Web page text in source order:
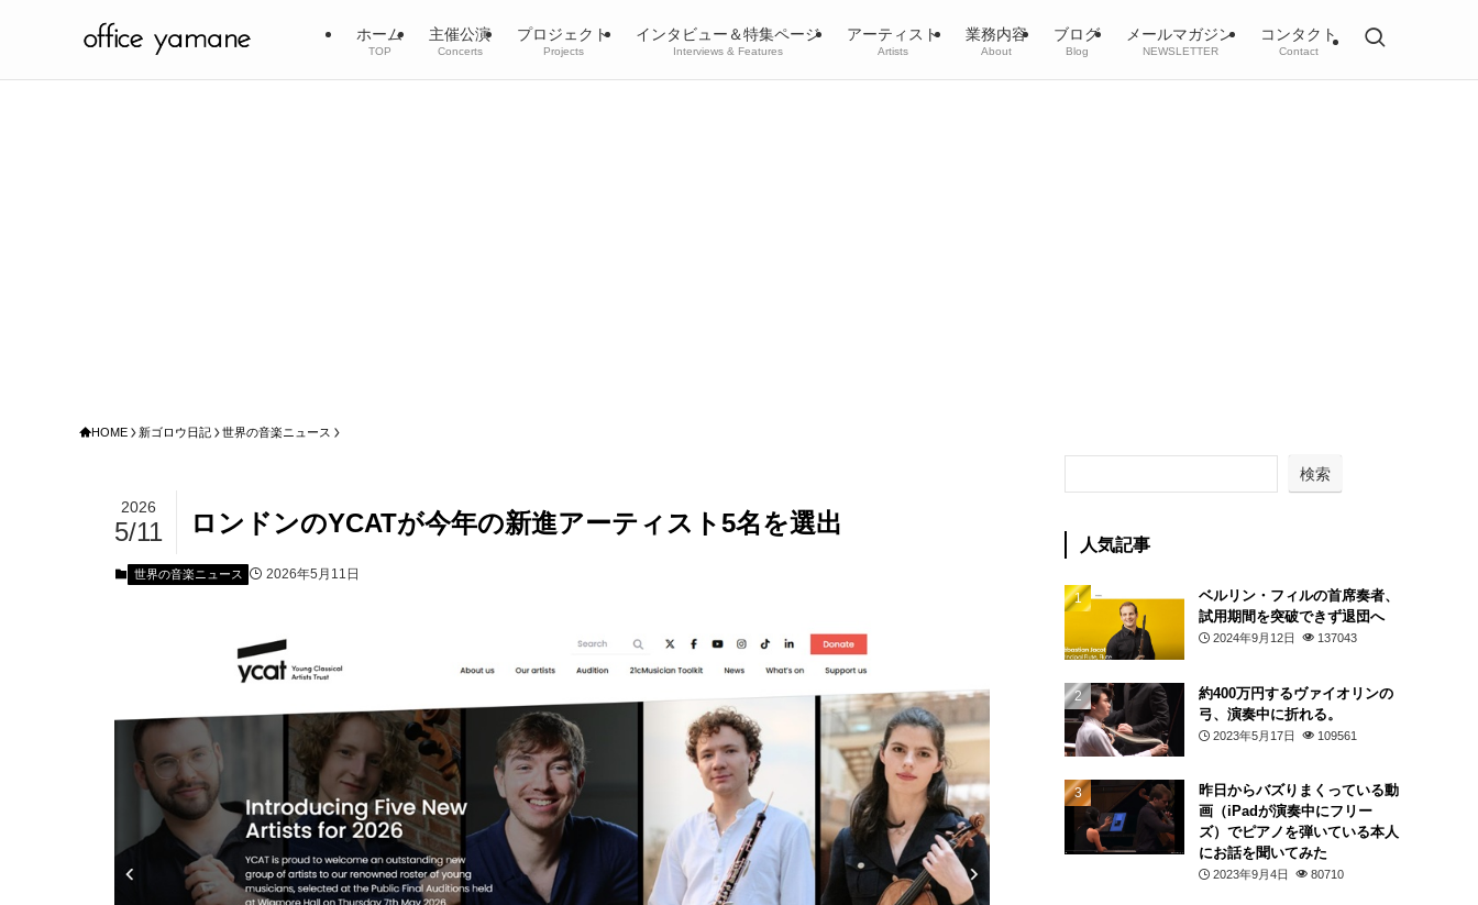
ホーム
TOP
主催公演
Concerts
プロジェクト
Projects
インタビュー＆特集ページ
Interviews & Features
アーティスト
Artists
業務内容
About
ブログ
Blog
メールマガジン
NEWSLETTER
コンタクト
Contact
HOME 新ゴロウ日記 世界の音楽ニュース
ロンドンのYCATが今年の新進アーティスト5名を選出
2026
5/11
世界の音楽ニュース 2026年5月11日
検索
人気記事
ベルリン・フィルの首席奏者、
試用期間を突破できず退団へ
2024年9月12日 137043
約400万円するヴァイオリンの
弓、演奏中に折れる。
2023年5月17日 109561
昨日からバズりまくっている動
画（iPadが演奏中にフリー
ズ）でピアノを弾いている本人
にお話を聞いてみた
2023年9月4日 80710